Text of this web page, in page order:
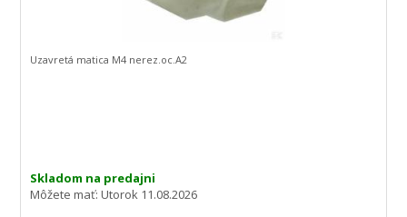
Skladom na predajni
Môžete mať:Utorok 11.08.2026
Uzavretá matica M4 nerez.oc.A2